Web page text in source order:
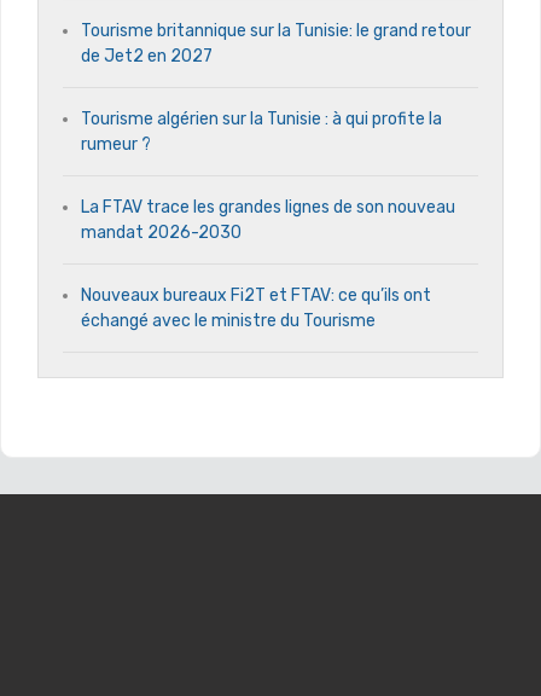
Tourisme britannique sur la Tunisie: le grand retour
de Jet2 en 2027
Tourisme algérien sur la Tunisie : à qui profite la
rumeur ?
La FTAV trace les grandes lignes de son nouveau
mandat 2026-2030
Nouveaux bureaux Fi2T et FTAV: ce qu’ils ont
échangé avec le ministre du Tourisme